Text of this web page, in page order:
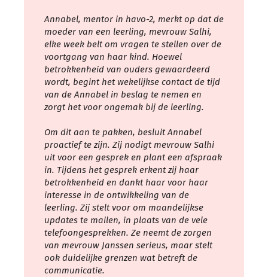
Annabel, mentor in havo-2, merkt op dat de
moeder van een leerling, mevrouw Salhi,
elke week belt om vragen te stellen over de
voortgang van haar kind. Hoewel
betrokkenheid van ouders gewaardeerd
wordt, begint het wekelijkse contact de tijd
van de Annabel in beslag te nemen en
zorgt het voor ongemak bij de leerling.
Om dit aan te pakken, besluit Annabel
proactief te zijn. Zij nodigt mevrouw Salhi
uit voor een gesprek en plant een afspraak
in. Tijdens het gesprek erkent zij haar
betrokkenheid en dankt haar voor haar
interesse in de ontwikkeling van de
leerling. Zij stelt voor om maandelijkse
updates te mailen, in plaats van de vele
telefoongesprekken. Ze neemt de zorgen
van mevrouw Janssen serieus, maar stelt
ook duidelijke grenzen wat betreft de
communicatie.